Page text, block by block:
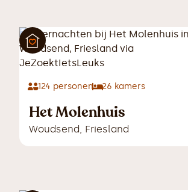
124 personen 26 kamers
Het Molenhuis
Woudsend, Friesland